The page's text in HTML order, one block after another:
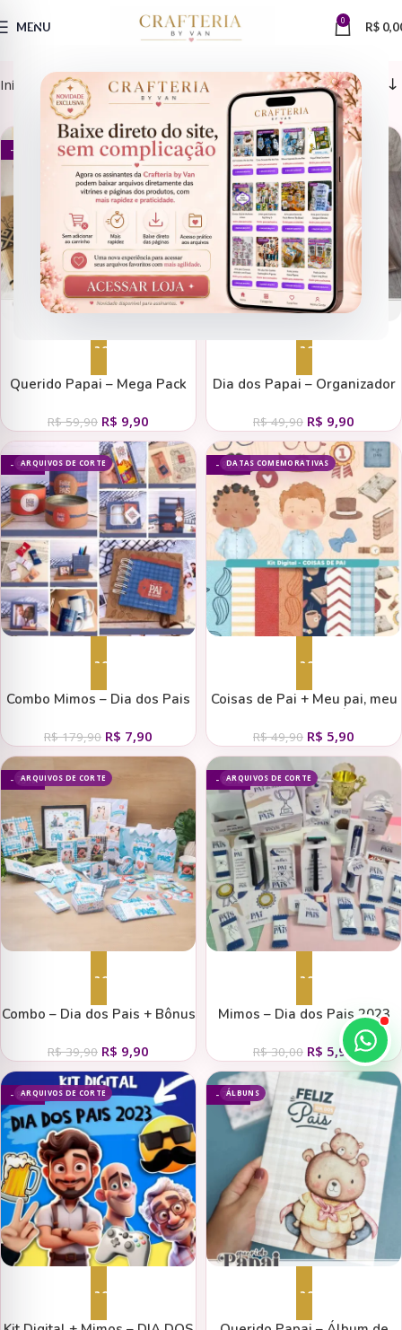
MENU 0 R$
Início Produtos marcados com a tag “querido papai”
CADERNOS
- 83%
Adicionar ao carrinho
Querido Papai – Mega Pack
R$59,90 R$ 9,90
ARQUIVOS DE CORTE
- 80%
Adicionar ao carrinho
Dia dos Papai – Organizador
R$49,90 R$ 9,90
ARQUIVOS DE CORTE
- 96%
Adicionar ao carrinho
Combo Mimos – Dia dos Pais
R$179,90 R$ 7,90
DATAS COMEMORATIVAS
- 88%
Adicionar ao carrinho
Coisas de Pai + Meu pai, meu
Digital
R$49,90 R$ 5,90
ARQUIVOS DE CORTE
- 75%
Adicionar ao carrinho
Combo – Dia dos Pais + Bônus
R$39,90 R$ 9,90
ARQUIVOS DE CORTE
- 80%
Adicionar ao carrinho
Mimos – Dia dos Pais 2023
R$30,00 R$ 5,90
ARQUIVOS DE CORTE
- 80%
Adicionar ao carrinho
ÁLBUNS
- 77%
Adicionar ao carrinho